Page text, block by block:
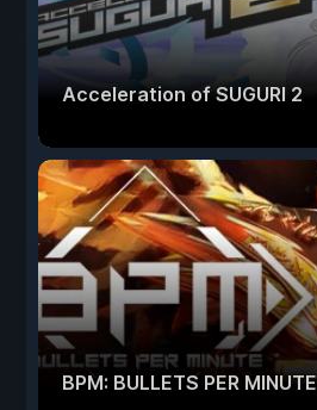
Acceleration of SUGURI 2
BPM: BULLETS PER MINUTE